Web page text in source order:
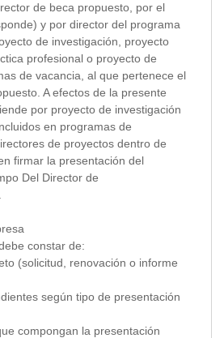
de beca propuesto, por el
y por director del programa
de investigación, proyecto
profesional o proyecto de
de vacancia, al que pertenece el
A efectos de la presente
por proyecto de investigación
en programas de
de proyectos dentro de
firmar la presentación del
Del Director de
constar de:
(solicitud, renovación o informe
según tipo de presentación
compongan la presentación